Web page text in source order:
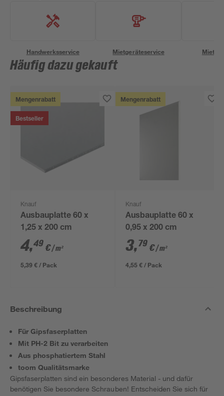
Handwerksservice Mietgeräteservice
Häufig dazu gekauft
Mengenrabatt
Bestseller
Knauf
Ausbauplatte 60 x
1,25 x 200 cm
4,49 €/ m²
5,39 € / Pack
Mengenrabatt
Knauf
Ausbauplatte 60 x
0,95 x 200 cm
3,79 €/ m²
4,55 € / Pack
Beschreibung
Für Gipsfaserplatten
Mit PH-2 Bit zu verarbeiten
Aus phosphatiertem Stahl
toom Qualitätsmarke
Gipsfaserplatten sind ein besonderes Material - und dafür
benötigen Sie besondere Schrauben! Entscheiden Sie sich für